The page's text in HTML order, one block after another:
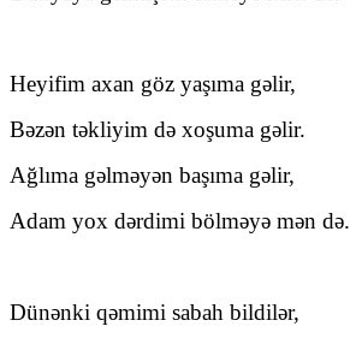
Heyifim axan göz yaşıma gəlir,
Bəzən təkliyim də xoşuma gəlir.
Ağlıma gəlməyən başıma gəlir,
Adam yox dərdimi bölməyə mən də.
Dünənki qəmimi sabah bildilər,